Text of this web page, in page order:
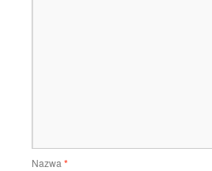
Nazwa *